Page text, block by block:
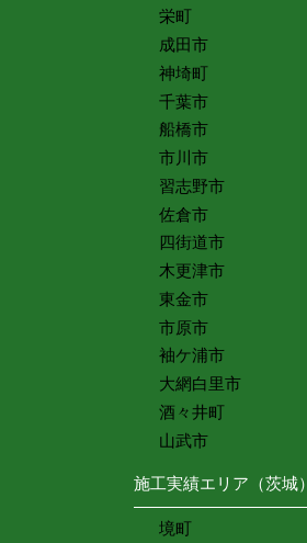
栄町
成田市
神埼町
千葉市
船橋市
市川市
習志野市
佐倉市
四街道市
木更津市
東金市
市原市
袖ケ浦市
大網白里市
酒々井町
山武市
施工実績エリア（茨城）
境町